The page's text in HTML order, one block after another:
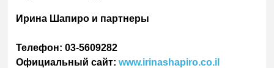
Ирина Шапиро и партнеры
Телефон: 03-5609282
Официальный сайт: www.irinashapiro.co.il